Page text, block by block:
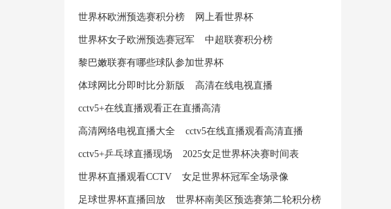
世界杯欧洲预选赛积分榜 网上看世界杯
世界杯女子欧洲预选赛冠军 中超联赛积分榜
黎巴嫩联赛有哪些球队参加世界杯
体球网比分即时比分新版 高清在线电视直播
cctv5+在线直播观看正在直播高清
高清网络电视直播大全 cctv5在线直播观看高清直播
cctv5+乒乓球直播现场 2025女足世界杯决赛时间表
世界杯直播观看CCTV 女足世界杯冠军全场录像
足球世界杯直播回放 世界杯南美区预选赛第二轮积分榜